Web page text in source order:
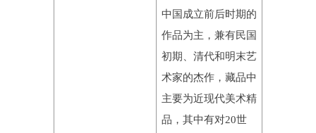
中国成立前后时期的
作品为主，兼有民国
初期、清代和明末艺
术家的杰作，藏品中
主要为近现代美术精
品，其中有对20世